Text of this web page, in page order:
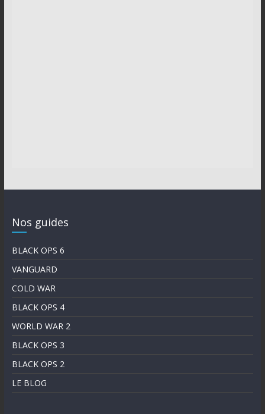
Nos guides
BLACK OPS 6
VANGUARD
COLD WAR
BLACK OPS 4
WORLD WAR 2
BLACK OPS 3
BLACK OPS 2
LE BLOG